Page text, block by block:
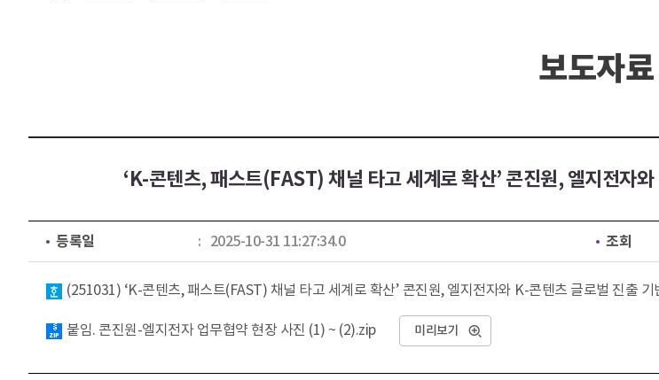
보도자료
‘K-콘텐츠, 패스트(FAST) 채널 타고 세계로 확산’ 콘진원, 엘지전자
등록일 2025-10-31 11:27:34.0 조회
(251031) ‘K-콘텐츠, 패스트(FAST) 채널 타고 세계로 확산’ 콘진원, 엘지전자와 K-콘텐츠 글로벌 진출
붙임. 콘진원-엘지전자 업무협약 현장 사진 (1) ~ (2).zip 미리보기